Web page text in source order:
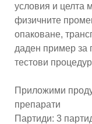
условия и целта
физичните
опаковане,
даден пример за
тестови
Приложими
препарати
Партиди: 3